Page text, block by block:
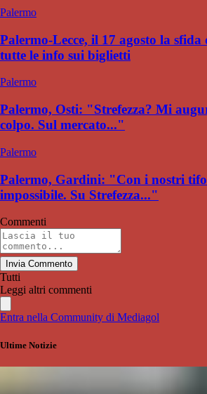
Palermo
Palermo-Lecce, il 17 agosto la
tutte le info sui biglietti
Palermo
Palermo, Osti: "Strefezza? Mi
colpo. Sul mercato..."
Palermo
Palermo, Gardini: "Con i nostri
impossibile. Su Strefezza..."
Commenti
Invia Commento
Tutti
Leggi altri commenti
Entra nella Community di Mediagol
Ultime Notizie